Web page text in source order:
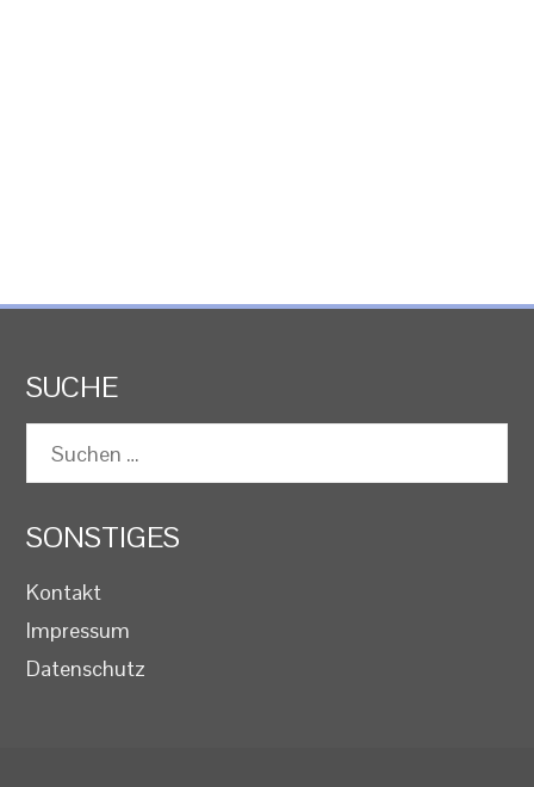
SUCHE
Suchen
nach:
SONSTIGES
Kontakt
Impressum
Datenschutz